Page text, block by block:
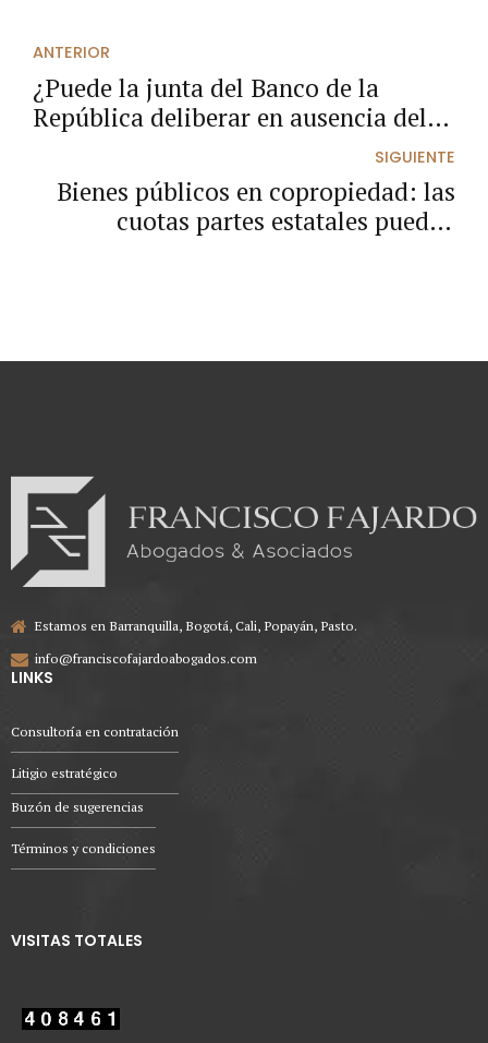
ANTERIOR
¿Puede la junta del Banco de la
República deliberar en ausencia del
SIGUIENTE
Bienes públicos en copropiedad: las
cuotas partes estatales pueden
Estamos en Barranquilla, Bogotá, Cali, Popayán, Pasto.
info@franciscofajardoabogados.com
LINKS
Consultoría en contratación
Litigio estratégico
Buzón de sugerencias
Términos y condiciones
VISITAS TOTALES